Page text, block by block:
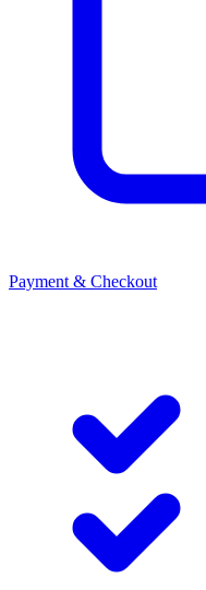
Payment & Checkout